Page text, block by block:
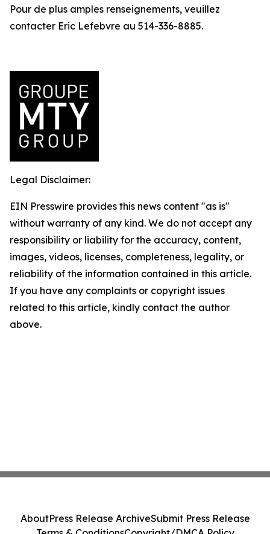
Pour de plus amples renseignements, veuillez
contacter Eric Lefebvre au 514-336-8885.
Legal Disclaimer:
EIN Presswire provides this news content "as is"
without warranty of any kind. We do not accept any
responsibility or liability for the accuracy, content,
images, videos, licenses, completeness, legality, or
reliability of the information contained in this article.
If you have any complaints or copyright issues
related to this article, kindly contact the author
above.
AboutPress Release ArchiveSubmit Press Release